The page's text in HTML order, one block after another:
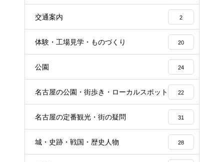
交通案内 2
体験・工場見学・ものづくり 20
公園 24
名古屋の公園・街歩き・ローカルスポット 22
名古屋の定番観光・街の疑問 31
城・史跡・戦国・歴史人物 28